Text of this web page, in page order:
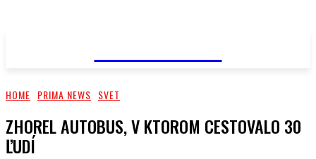
HOME PRIMA NEWS SVET
ZHOREL AUTOBUS, V KTOROM CESTOVALO 30
ĽUDÍ